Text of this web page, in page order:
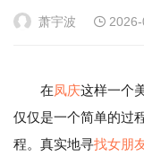
萧宇波
在凤庆这样一个
仅仅是一个简单的过
程。真实地寻找女朋